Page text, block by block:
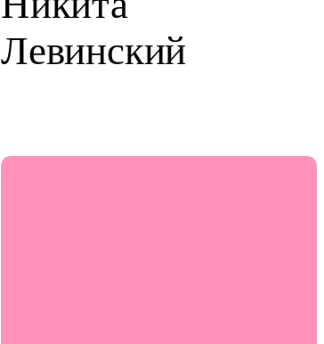
Левинский